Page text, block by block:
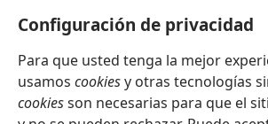
Configuración de privacidad
Para que usted tenga la mejor
usamos cookiesy otras tecnologías
cookiesson necesarias para que el
Donaciones
una
ventana)
BIBLIOTECA LO INTERNET Watchtower
(abre
una
JW Hub